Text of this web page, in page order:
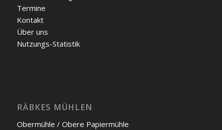
Ter­mi­ne
Kon­takt
Über uns
Nut­zungs-Sta­tis­tik
RÄBKES MÜHLEN
Ober­müh­le / Obe­re Papier­müh­le